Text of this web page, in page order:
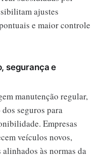
ajustes
e maior controle
segurança e
manutenção regular,
seguros para
Empresas
veículos novos,
às normas da